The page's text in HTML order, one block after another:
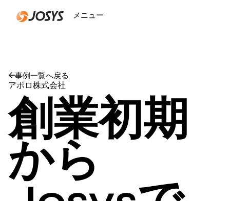
メニュー
事例一覧へ戻る
アポロ株式会社
創業初期
から